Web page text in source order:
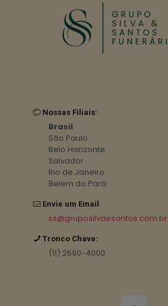
Nossas Filiais:
Brasil
São Paulo
Belo Horizonte
Salvador
Rio de Janeiro
Belem do Pará
Envie um Email
ss@gruposilvaesantos.com.br
Tronco Chave:
(11) 2690-4000